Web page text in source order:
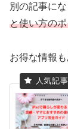
別の記事に
と使い方の
お得な情報